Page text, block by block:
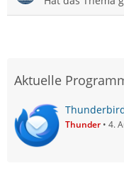
Aktuelle
Thunder 4.